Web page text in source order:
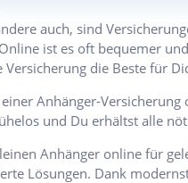
auch, sind
ist es oft bequemer
Versicherung die Beste für
Anhänger-
und Du erhältst alle
Anhänger online für
Lösungen. Dank